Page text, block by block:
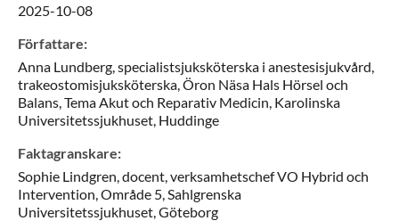
2025-10-08
Författare:
Anna Lundberg, specialistsjuksköterska i anestesisjukvård,
trakeostomisjuksköterska, Öron Näsa Hals Hörsel och
Balans, Tema Akut och Reparativ Medicin, Karolinska
Universitetssjukhuset, Huddinge
Faktagranskare:
Sophie Lindgren, docent, verksamhetschef VO Hybrid och
Intervention, Område 5, Sahlgrenska
Universitetssjukhuset, Göteborg